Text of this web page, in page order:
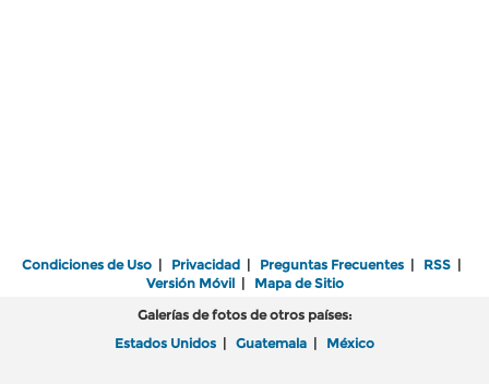
Condiciones de Uso | Privacidad | Preguntas Frecuentes | RSS |
Versión Móvil| Mapa de Sitio
Galerías de fotos de otros países:
Estados Unidos | Guatemala | México